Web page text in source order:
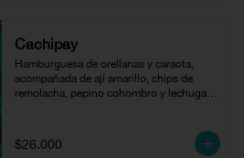
Cachipay
Hamburguesa de orellanas y caraota,
acompañada de ají amarillo, chips de
remolacha, pepino cohombro y lechuga
$26.000